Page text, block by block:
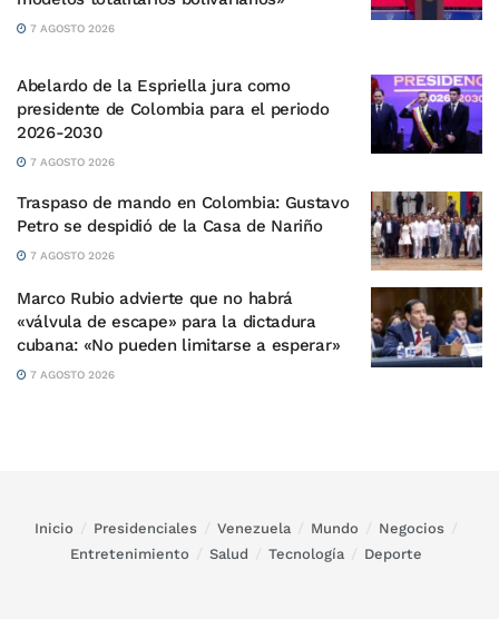
7 AGOSTO 2026
Abelardo de la Espriella jura como
presidente de Colombia para el periodo
2026-2030
7 AGOSTO 2026
Traspaso de mando en Colombia: Gustavo
Petro se despidió de la Casa de Nariño
7 AGOSTO 2026
Marco Rubio advierte que no habrá
«válvula de escape» para la dictadura
cubana: «No pueden limitarse a esperar»
7 AGOSTO 2026
Inicio Presidenciales Venezuela Mundo
Negocios
Entretenimiento
Salud Tecnología Deporte